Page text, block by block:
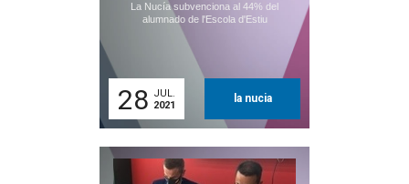
La Nucía subvenciona al 44% del
alumnado de l'Escola d'Estiu
28 JUL.
2021
la nucia